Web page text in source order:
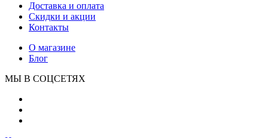
Доставка и оплата
Скидки и акции
Контакты
О магазине
Блог
МЫ В СОЦСЕТЯХ